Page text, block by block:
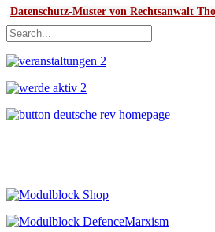
Datenschutz-Muster von Rechtsanwalt